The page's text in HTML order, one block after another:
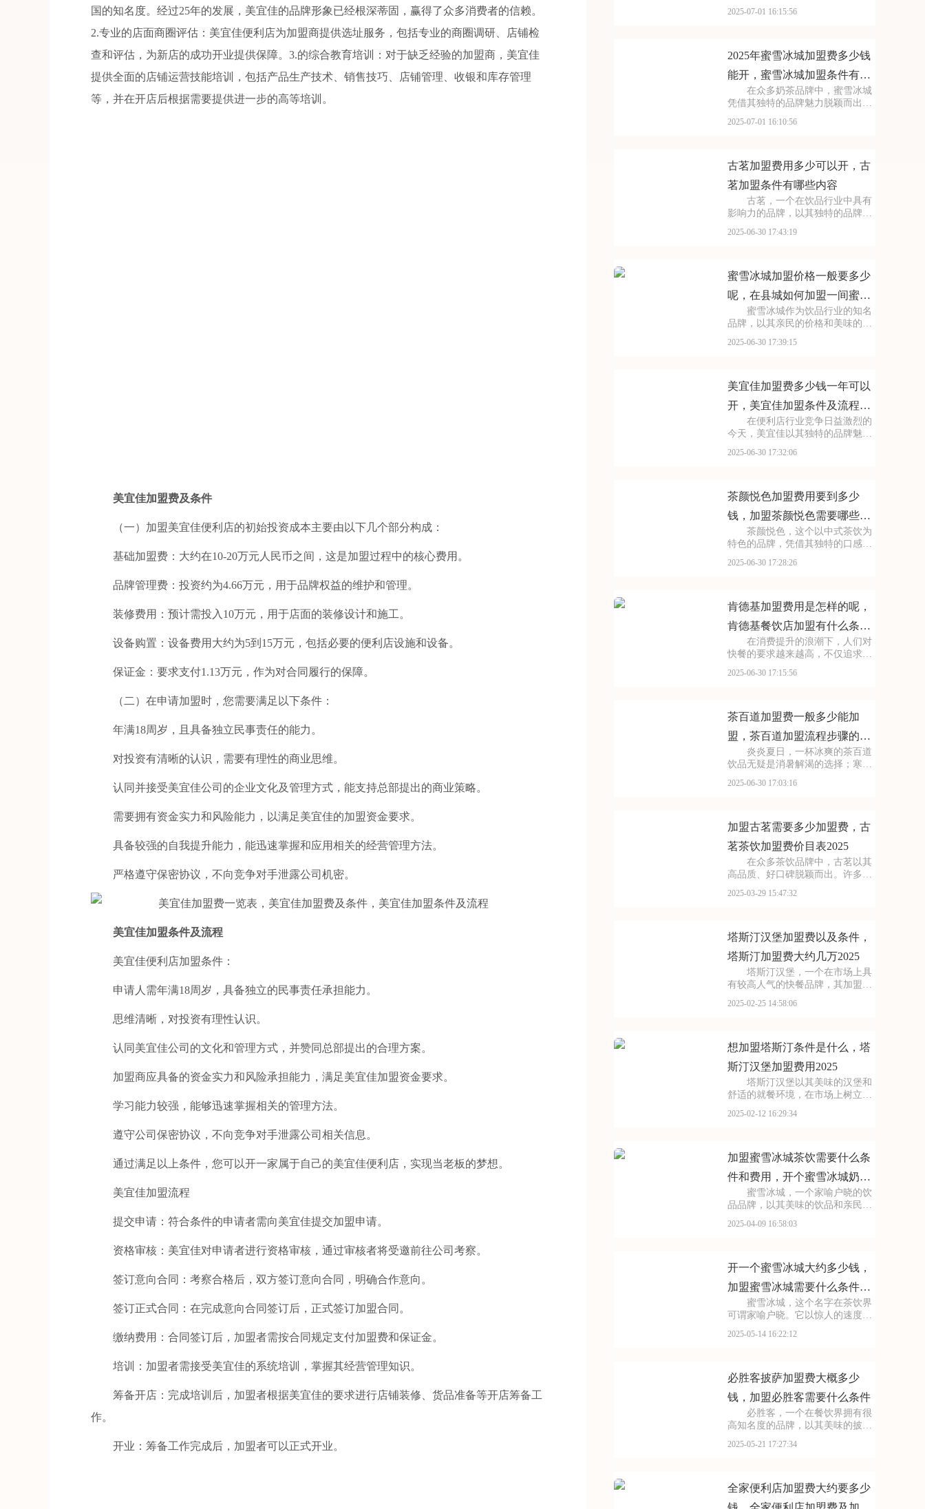
国的知名度。经过25年的发展，美宜佳的品牌形象已经根深蒂固，赢得了众多消费者的信赖。
2.专业的店面商圈评估：美宜佳便利店为加盟商提供选址服务，包括专业的商圈调研、店铺检
查和评估，为新店的成功开业提供保障。3.的综合教育培训：对于缺乏经验的加盟商，美宜佳
提供全面的店铺运营技能培训，包括产品生产技术、销售技巧、店铺管理、收银和库存管理
等，并在开店后根据需要提供进一步的高等培训。
美宜佳加盟费及条件
（一）加盟美宜佳便利店的初始投资成本主要由以下几个部分构成：
基础加盟费：大约在10-20万元人民币之间，这是加盟过程中的核心费用。
品牌管理费：投资约为4.66万元，用于品牌权益的维护和管理。
装修费用：预计需投入10万元，用于店面的装修设计和施工。
设备购置：设备费用大约为5到15万元，包括必要的便利店设施和设备。
保证金：要求支付1.13万元，作为对合同履行的保障。
（二）在申请加盟时，您需要满足以下条件：
年满18周岁，且具备独立民事责任的能力。
对投资有清晰的认识，需要有理性的商业思维。
认同并接受美宜佳公司的企业文化及管理方式，能支持总部提出的商业策略。
需要拥有资金实力和风险能力，以满足美宜佳的加盟资金要求。
具备较强的自我提升能力，能迅速掌握和应用相关的经营管理方法。
严格遵守保密协议，不向竞争对手泄露公司机密。
美宜佳加盟条件及流程
美宜佳便利店加盟条件：
申请人需年满18周岁，具备独立的民事责任承担能力。
思维清晰，对投资有理性认识。
认同美宜佳公司的文化和管理方式，并赞同总部提出的合理方案。
加盟商应具备的资金实力和风险承担能力，满足美宜佳加盟资金要求。
学习能力较强，能够迅速掌握相关的管理方法。
遵守公司保密协议，不向竞争对手泄露公司相关信息。
通过满足以上条件，您可以开一家属于自己的美宜佳便利店，实现当老板的梦想。
美宜佳加盟流程
提交申请：符合条件的申请者需向美宜佳提交加盟申请。
资格审核：美宜佳对申请者进行资格审核，通过审核者将受邀前往公司考察。
签订意向合同：考察合格后，双方签订意向合同，明确合作意向。
签订正式合同：在完成意向合同签订后，正式签订加盟合同。
缴纳费用：合同签订后，加盟者需按合同规定支付加盟费和保证金。
培训：加盟者需接受美宜佳的系统培训，掌握其经营管理知识。
筹备开店：完成培训后，加盟者根据美宜佳的要求进行店铺装修、货品准备等开店筹备工
作。
开业：筹备工作完成后，加盟者可以正式开业。
者的喜爱。每一款茶饮都经过精心
香和丰富的口感。让我
2025-07-01 16:15:56
2025年蜜雪冰城加盟费多少钱
能开，蜜雪冰城加盟条件有哪
些需要了解
在众多奶茶品牌中，蜜雪冰城
凭借其独特的品牌魅力脱颖而出。
蜜雪冰城，就是借助这一强大的品
还能提升店铺的知名度
2025-07-01 16:10:56
古茗加盟费用多少可以开，古
茗加盟条件有哪些内容
古茗，一个在饮品行业中具有
影响力的品牌，以其独特的品牌理
者的青睐。古茗倡导健康、时尚的
水果茶、气泡水等系列
2025-06-30 17:43:19
蜜雪冰城加盟价格一般要多少
呢，在县城如何加盟一间蜜雪
冰城
蜜雪冰城作为饮品行业的知名
品牌，以其亲民的价格和美味的产
是在繁华的商业街，还是在安静的
还不断创新，推出新的
2025-06-30 17:39:15
美宜佳加盟费多少钱一年可以
开，美宜佳加盟条件及流程分
别是哪些
在便利店行业竞争日益激烈的
今天，美宜佳以其独特的品牌魅力
业者心目中的理想加盟品牌。美宜
富多样，从日常生活用
2025-06-30 17:32:06
茶颜悦色加盟费用要到多少
钱，加盟茶颜悦色需要哪些条
件呢
茶颜悦色，这个以中式茶饮为
特色的品牌，凭借其独特的口感和
者的喜爱。每一款茶饮都经过精心
香和丰富的口感。茶颜
2025-06-30 17:28:26
肯德基加盟费用是怎样的呢，
肯德基餐饮店加盟有什么条件
及流程
在消费提升的浪潮下，人们对
快餐的要求越来越高，不仅追求美
是顺应这一趋势，凭借其高品质的
的肉类、新鲜的蔬菜和
2025-06-30 17:15:56
茶百道加盟费一般多少能加
盟，茶百道加盟流程步骤的内
容是什么
炎炎夏日，一杯冰爽的茶百道
饮品无疑是消暑解渴的选择；寒冷
饮，也能温暖整个身心。茶百道凭
论是经典的奶茶系列，
2025-06-30 17:03:16
加盟古茗需要多少加盟费，古
茗茶饮加盟费价目表2025
在众多茶饮品牌中，古茗以其
高品质、好口碑脱颖而出。许多创
品牌需要多少费用。想要加盟这个
需要多少加盟费，古茗
2025-03-29 15:47:32
塔斯汀汉堡加盟费以及条件，
塔斯汀加盟费大约几万2025
塔斯汀汉堡，一个在市场上具
有较高人气的快餐品牌，其加盟事
盟的朋友都对塔斯汀汉堡的加盟费
于塔斯汀汉堡加盟费及
2025-02-25 14:58:06
想加盟塔斯汀条件是什么，塔
斯汀汉堡加盟费用2025
塔斯汀汉堡以其美味的汉堡和
舒适的就餐环境，在市场上树立了
塔斯汀汉堡的创业者来说，掌握加
塔斯汀汉堡的加盟政策，
2025-02-12 16:29:34
加盟蜜雪冰城茶饮需要什么条
件和费用，开个蜜雪冰城奶茶
店算下来要多少钱
蜜雪冰城，一个家喻户晓的饮
品品牌，以其美味的饮品和亲民的
你正考虑加盟蜜雪冰城，那么以下
是有关于加盟蜜雪冰城
2025-04-09 16:58:03
开一个蜜雪冰城大约多少钱，
加盟蜜雪冰城需要什么条件和
费用
蜜雪冰城，这个名字在茶饮界
可谓家喻户晓。它以惊人的速度扩
饮品牌之一。面对如此火热的加盟
用费，还有哪些隐藏的
2025-05-14 16:22:12
必胜客披萨加盟费大概多少
钱，加盟必胜客需要什么条件
必胜客，一个在餐饮界拥有很
高知名度的品牌，以其美味的披萨
胜客，仿佛置身于一个美食的天
以抗拒。此外，必胜客的
2025-05-21 17:27:34
全家便利店加盟费大约要多少